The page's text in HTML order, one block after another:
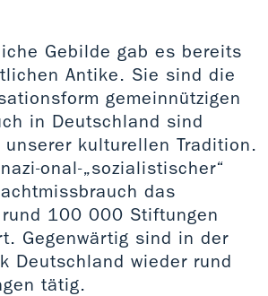
Gebilde gab es bereits
Antike. Sie sind die
gemeinnützigen
in Deutschland sind
unserer kulturellen Tradition.
onal-„sozialistischer“
das
rund 100 000 Stiftungen
Gegenwärtig sind in der
Deutschland wieder rund
tätig.